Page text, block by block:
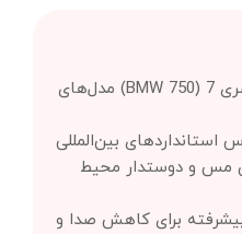
مناسب برای بی ام و سری 7 (BMW 750) مدل‌های
استانداردهای بین‌المللی
مس و دوستدار محیط
پیشرفته برای کاهش صدا و